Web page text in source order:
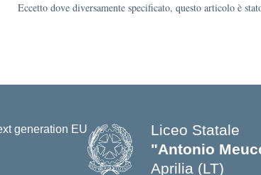
Eccetto dove diversamente specificato, questo articolo è
Liceo Statale
"Antonio
Aprilia (LT)